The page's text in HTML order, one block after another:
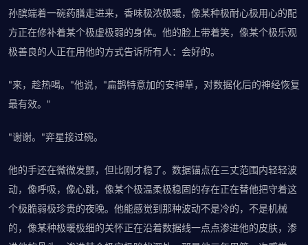
孙膑端着一碗药膳走进来，香味极浓极暖，像某种极耐心极用心的配
方正在修补着某个极虚极弱的身体。他的脸上带着笑，像某个极乐观
极善良的人正在用他的方式告诉所有人：会好的。
"来，趁热喝。"他说，"扁鹊特意加的安神草，对数据化后的神经恢复
最有效。"
"谢谢。"弈星接过碗。
他的手还在微微发颤，但比刚才稳了。数据锚点在三丈范围内轻轻波
动，像呼吸，像心跳，像某个极温柔极稳固的存在正在替他把守着这
个极脆弱极珍贵的夜晚。他能感觉到那种波动不是冷的，不是机械
的，像某种极暖极细的关怀正在沿着数据线一点点渗进他的皮肤，渗